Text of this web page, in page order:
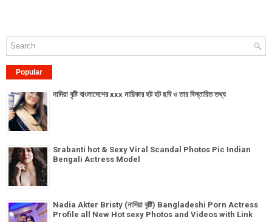
Popular
নাদিয়া বৃষ্টি বাংলাদেশের xxx নায়িকার হট হট ছবি ও তার বিস্তারিত তথ্য
Srabanti hot & Sexy Viral Scandal Photos Pic Indian
Bengali Actress Model
Nadia Akter Bristy (নাদিয়া বৃষ্টি) Bangladeshi Porn Actress
Profile all New Hot sexy Photos and Videos with Link